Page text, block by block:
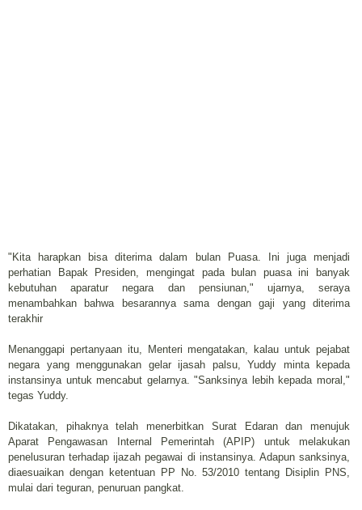
"Kita harapkan bisa diterima dalam bulan Puasa. Ini juga menjadi
perhatian Bapak Presiden, mengingat pada bulan puasa ini banyak
kebutuhan aparatur negara dan pensiunan," ujarnya, seraya
menambahkan bahwa besarannya sama dengan gaji yang diterima
terakhir
Menanggapi pertanyaan itu, Menteri mengatakan, kalau untuk pejabat
negara yang menggunakan gelar ijasah palsu, Yuddy minta kepada
instansinya untuk mencabut gelarnya. "Sanksinya lebih kepada moral,"
tegas Yuddy.
Dikatakan, pihaknya telah menerbitkan Surat Edaran dan menujuk
Aparat Pengawasan Internal Pemerintah (APIP) untuk melakukan
penelusuran terhadap ijazah pegawai di instansinya. Adapun sanksinya,
diaesuaikan dengan ketentuan PP No. 53/2010 tentang Disiplin PNS,
mulai dari teguran, penuruan pangkat.